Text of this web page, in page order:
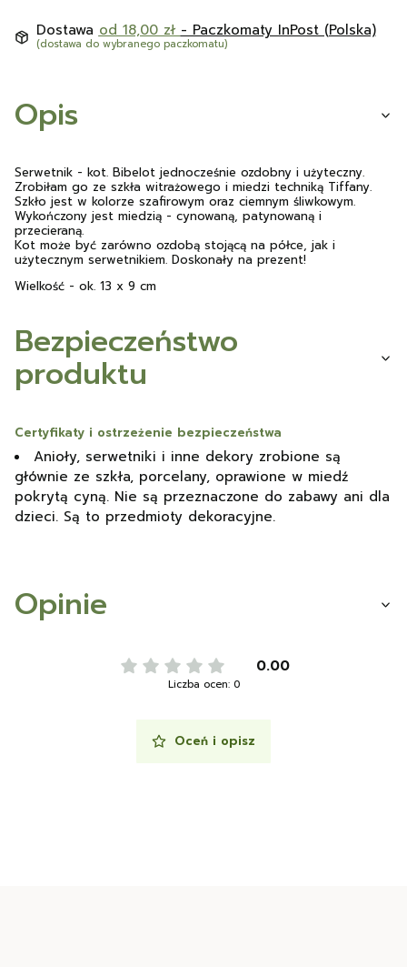
Dostawa od 18,00 zł - Paczkomaty InPost (Polska)
(dostawa do wybranego paczkomatu)
Opis
Serwetnik - kot. Bibelot jednocześnie ozdobny i użyteczny.
Zrobiłam go ze szkła witrażowego i miedzi techniką Tiffany.
Szkło jest w kolorze szafirowym oraz ciemnym śliwkowym.
Wykończony jest miedzią - cynowaną, patynowaną i
przecieraną.
Kot może być zarówno ozdobą stojącą na półce, jak i
użytecznym serwetnikiem. Doskonały na prezent!
Wielkość - ok. 13 x 9 cm
Bezpieczeństwo
produktu
Certyfikaty i ostrzeżenie bezpieczeństwa
Anioły, serwetniki i inne dekory zrobione są
głównie ze szkła, porcelany, oprawione w miedź
pokrytą cyną. Nie są przeznaczone do zabawy ani dla
dzieci. Są to przedmioty dekoracyjne.
Opinie
0.00
Liczba ocen: 0
Oceń i opisz